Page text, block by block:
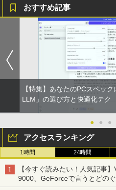
おすすめ記事
【特集】あなたのPCスペッ
LLM」の選び方と快適化テク
● ● ●
アクセスランキング
1時間 24時間
【今すぐ読みたい！人気記事
9000、GeForceで言うとどの